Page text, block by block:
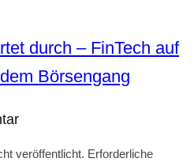
durch – FinTech auf
Börsengang
veröffentlicht. Erforderliche